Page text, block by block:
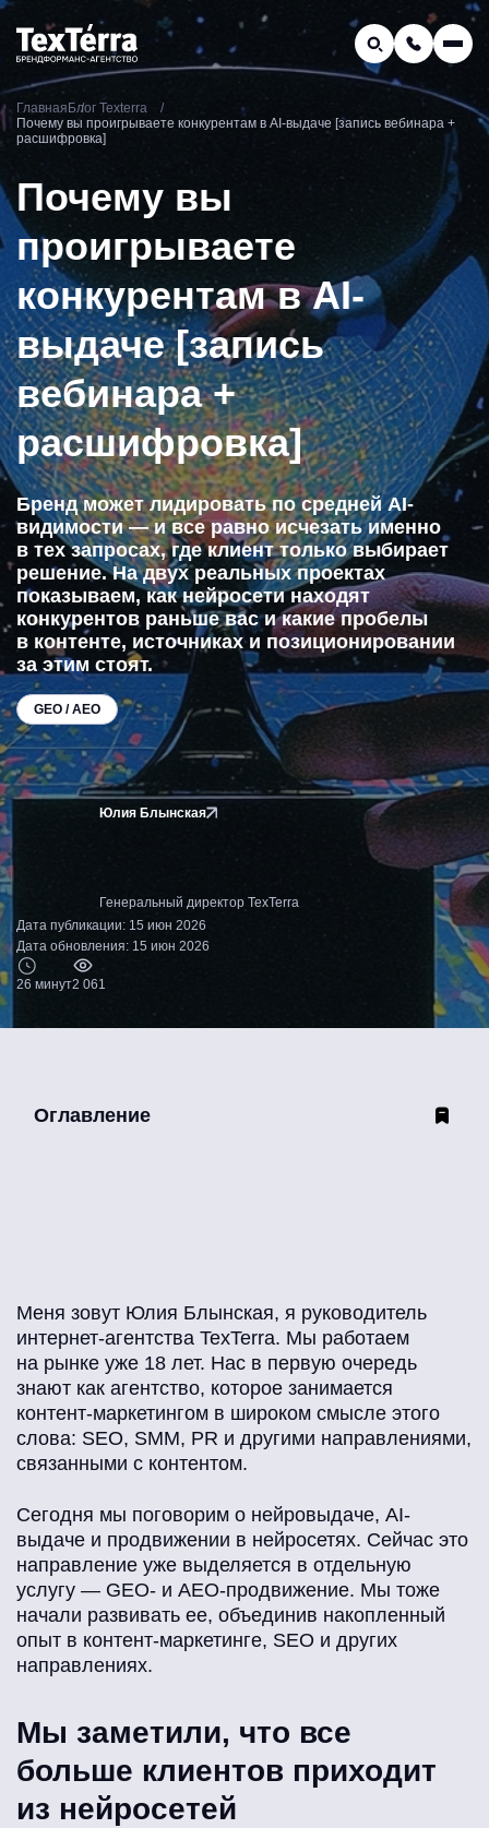
GEO-продвижение
Поиск по услугам и статьям...
Заказать звонок
8 (800) 775-16-41
mail@texterra.ru
Главная Блог Texterra
Почему вы проигрываете конкурентам в AI-выдаче [запись вебинара +
расшифровка]
Почему вы
проигрываете
конкурентам в AI-
выдаче [запись
вебинара +
расшифровка]
Бренд может лидировать по средней AI-
видимости — и все равно исчезать именно
в тех запросах, где клиент только выбирает
решение. На двух реальных проектах
показываем, как нейросети находят
конкурентов раньше вас и какие пробелы
в контенте, источниках и позиционировании
за этим стоят.
GEO / AEO
Юлия Блынская
Генеральный директор TexTerra
Дата публикации: 15 июн 2026
Дата обновления: 15 июн 2026
26 минут2 061
Оглавление
Меня зовут Юлия Блынская, я руководитель
интернет-агентства TexTerra. Мы работаем
на рынке уже 18 лет. Нас в первую очередь
знают как агентство, которое занимается
контент-маркетингом в широком смысле этого
слова: SEO, SMM, PR и другими направлениями,
связанными с контентом.
Сегодня мы поговорим о нейровыдаче, AI-
выдаче и продвижении в нейросетях. Сейчас это
направление уже выделяется в отдельную
услугу — GEO- и AEO-продвижение. Мы тоже
начали развивать ее, объединив накопленный
опыт в контент-маркетинге, SEO и других
направлениях.
Мы заметили, что все
больше клиентов приходит
из нейросетей